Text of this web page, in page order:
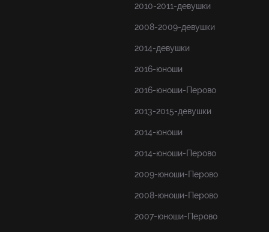
2010-2011-девушки
2008-2009-девушки
2014-девушки
2016-юноши
2016-юноши-Перово
2013-2015-девушки
2014-юноши
2014-юноши-Перово
2009-юноши-Перово
2008-юноши-Перово
2007-юноши-Перово